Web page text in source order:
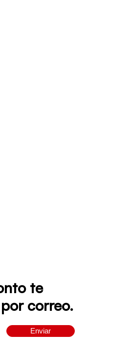
te
correo.
Enviar